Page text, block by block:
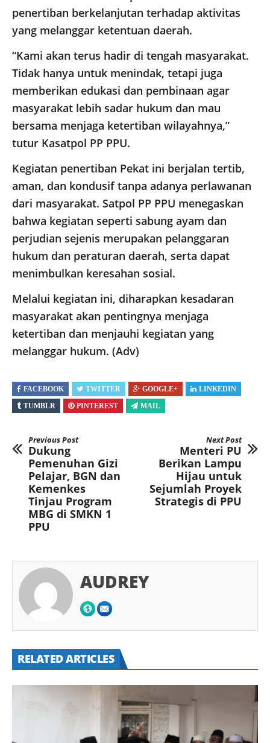
penertiban berkelanjutan terhadap aktivitas
yang melanggar ketentuan daerah.
“Kami akan terus hadir di tengah masyarakat.
Tidak hanya untuk menindak, tetapi juga
memberikan edukasi dan pembinaan agar
masyarakat lebih sadar hukum dan mau
bersama menjaga ketertiban wilayahnya,”
tutur Kasatpol PP PPU.
Kegiatan penertiban Pekat ini berjalan tertib,
aman, dan kondusif tanpa adanya perlawanan
dari masyarakat. Satpol PP PPU menegaskan
bahwa kegiatan seperti sabung ayam dan
perjudian sejenis merupakan pelanggaran
hukum dan peraturan daerah, serta dapat
menimbulkan keresahan sosial.
Melalui kegiatan ini, diharapkan kesadaran
masyarakat akan pentingnya menjaga
ketertiban dan menjauhi kegiatan yang
melanggar hukum. (Adv)
FACEBOOK TWITTER GOOGLE+
LINKEDIN
TUMBLR
PINTEREST MAIL
Previous Post
Dukung
Pemenuhan Gizi
Pelajar, BGN dan
Kemenkes
Tinjau Program
MBG di SMKN 1
PPU
Next Post
Menteri PU
Berikan Lampu
Hijau untuk
Sejumlah Proyek
Strategis di PPU
AUDREY
RELATED ARTICLES